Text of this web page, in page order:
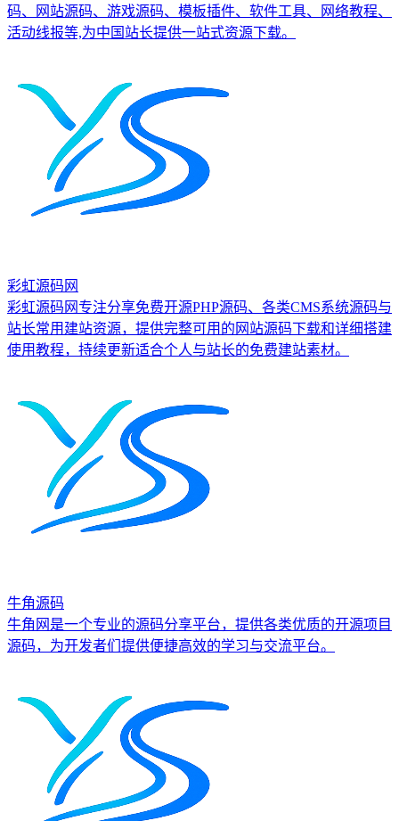
码、网站源码、游戏源码、模板插件、软件工具、网络教程、
活动线报等,为中国站长提供一站式资源下载。
彩虹源码网
彩虹源码网专注分享免费开源PHP源码、各类CMS系统源码与
站长常用建站资源，提供完整可用的网站源码下载和详细搭建
使用教程，持续更新适合个人与站长的免费建站素材。
牛角源码
牛角网是一个专业的源码分享平台，提供各类优质的开源项目
源码，为开发者们提供便捷高效的学习与交流平台。